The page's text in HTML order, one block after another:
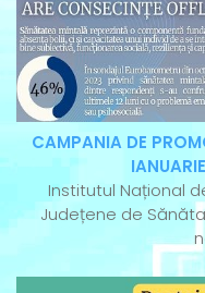
CAMPANIA DE
Institutul Național
Județene de